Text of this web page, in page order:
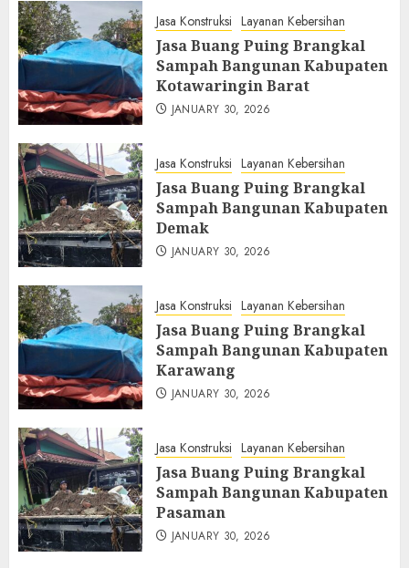
Jasa Konstruksi Layanan Kebersihan
Jasa Buang Puing Brangkal
Sampah Bangunan Kabupaten
Kotawaringin Barat
JANUARY 30, 2026
Jasa Konstruksi Layanan Kebersihan
Jasa Buang Puing Brangkal
Sampah Bangunan Kabupaten
Demak
JANUARY 30, 2026
Jasa Konstruksi Layanan Kebersihan
Jasa Buang Puing Brangkal
Sampah Bangunan Kabupaten
Karawang
JANUARY 30, 2026
Jasa Konstruksi Layanan Kebersihan
Jasa Buang Puing Brangkal
Sampah Bangunan Kabupaten
Pasaman
JANUARY 30, 2026